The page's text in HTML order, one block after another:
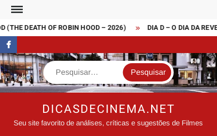
Skip
contentOF ROBIN HOOD – 2026) DIA D – O DIA DA REVELAÇÃO
FaceBook
Search
DICASDECINEMA.NET
Seu site favorito de análises, críticas e sugestões de Filmes